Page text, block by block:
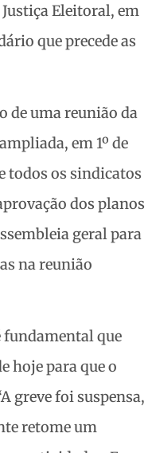
Eleitoral, em
que precede as
de uma reunião da
em 1º de
todos os sindicatos
dos planos
geral para
na reunião
fundamental que
hoje para que o
greve foi suspensa,
retome um